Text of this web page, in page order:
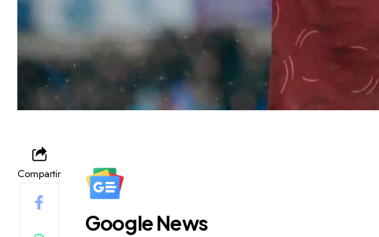
Compartir
Google News